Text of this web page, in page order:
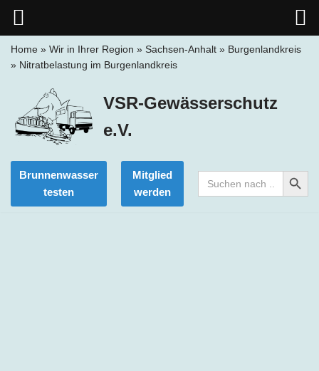
springen
Home » Wir in Ihrer Region » Sachsen-Anhalt » Burgenlandkreis
» Nitratbelastung im Burgenlandkreis
VSR-Gewässerschutz
e.V.
Brunnenwasser
testen
Mitglied
werden
Search
for:
Search Button